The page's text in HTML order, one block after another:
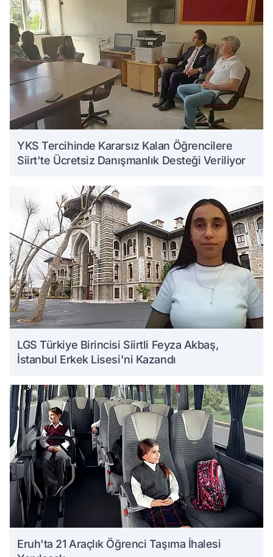
YKS Tercihinde Kararsız Kalan Öğrencilere
Siirt'te Ücretsiz Danışmanlık Desteği Veriliyor
LGS Türkiye Birincisi Siirtli Feyza Akbaş,
İstanbul Erkek Lisesi'ni Kazandı
Eruh'ta 21 Araçlık Öğrenci Taşıma İhalesi